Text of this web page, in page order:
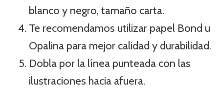
blanco y negro, tamaño carta.
Te recomendamos utilizar papel Bond u
Opalina para mejor calidad y durabilidad.
Dobla por la línea punteada con las
ilustraciones hacia afuera.